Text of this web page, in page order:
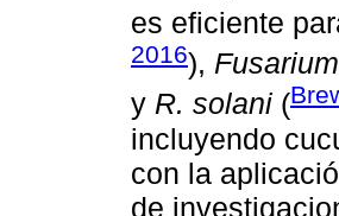
es eficiente
2016), Fusarium
y R. solani (
incluyendo
con la
de